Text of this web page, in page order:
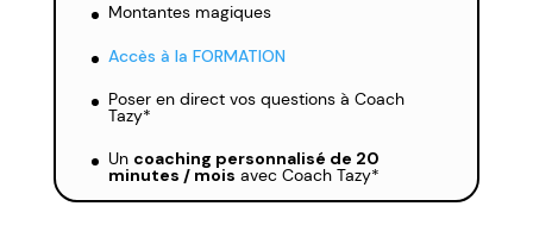
Montantes magiques
Accès à la FORMATION
Poser en direct vos questions à Coach
Tazy*
Un coaching personnalisé de 20
minutes / mois avec Coach Tazy*